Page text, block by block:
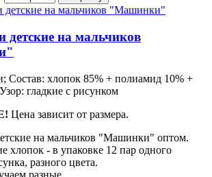
детские на мальчиков
Состав: хлопок 85% + полиамид 10% +
гладкие с рисунком
Цена зависит от размера.
на мальчиков "Машинки" оптом.
хлопок - в упаковке 12 пар одного
разного цвета.
разные.